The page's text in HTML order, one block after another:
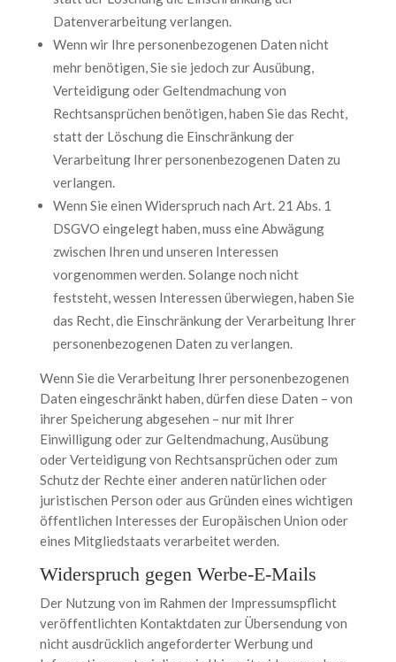
Datenverarbeitung verlangen.
Wenn wir Ihre personenbezogenen Daten nicht
mehr benötigen, Sie sie jedoch zur Ausübung,
Verteidigung oder Geltendmachung von
Rechtsansprüchen benötigen, haben Sie das Recht,
statt der Löschung die Einschränkung der
Verarbeitung Ihrer personenbezogenen Daten zu
verlangen.
Wenn Sie einen Widerspruch nach Art. 21 Abs. 1
DSGVO eingelegt haben, muss eine Abwägung
zwischen Ihren und unseren Interessen
vorgenommen werden. Solange noch nicht
feststeht, wessen Interessen überwiegen, haben Sie
das Recht, die Einschränkung der Verarbeitung Ihrer
personenbezogenen Daten zu verlangen.
Wenn Sie die Verarbeitung Ihrer personenbezogenen
Daten eingeschränkt haben, dürfen diese Daten – von
ihrer Speicherung abgesehen – nur mit Ihrer
Einwilligung oder zur Geltendmachung, Ausübung
oder Verteidigung von Rechtsansprüchen oder zum
Schutz der Rechte einer anderen natürlichen oder
juristischen Person oder aus Gründen eines wichtigen
öffentlichen Interesses der Europäischen Union oder
eines Mitgliedstaats verarbeitet werden.
Widerspruch gegen Werbe-E-Mails
Der Nutzung von im Rahmen der Impressumspflicht
veröffentlichten Kontaktdaten zur Übersendung von
nicht ausdrücklich angeforderter Werbung und